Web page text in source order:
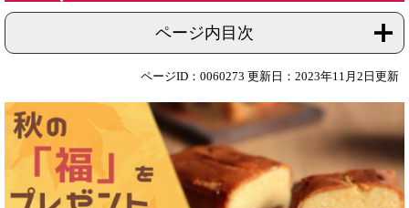
へ
ページ内目次
ページID：0060273 更新日：2023年11月2日更新